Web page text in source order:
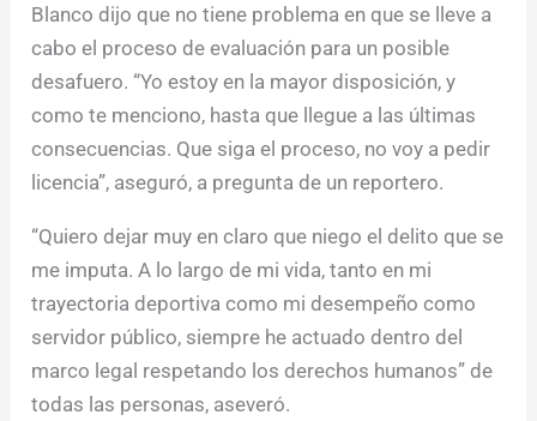
Blanco dijo que no tiene problema en que se lleve a
cabo el proceso de evaluación para un posible
desafuero. “Yo estoy en la mayor disposición, y
como te menciono, hasta que llegue a las últimas
consecuencias. Que siga el proceso, no voy a pedir
licencia”, aseguró, a pregunta de un reportero.
“Quiero dejar muy en claro que niego el delito que se
me imputa. A lo largo de mi vida, tanto en mi
trayectoria deportiva como mi desempeño como
servidor público, siempre he actuado dentro del
marco legal respetando los derechos humanos” de
todas las personas, aseveró.